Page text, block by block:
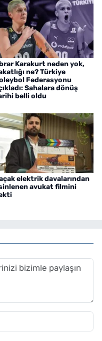
Karakurt neden yok,
ne? Türkiye
Federasyonu
Sahalara dönüş
belli oldu
elektrik davalarından
avukat filmini